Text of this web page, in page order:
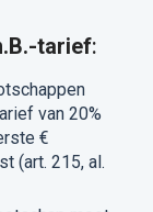
tarief:
van 20%
€
(art. 215, al.